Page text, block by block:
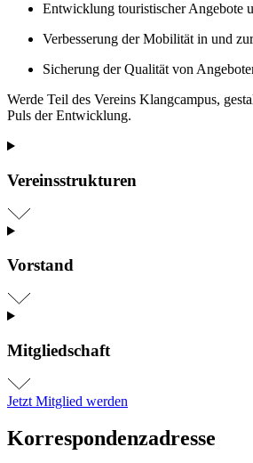
Entwicklung touristischer Angebote
Verbesserung der Mobilität in und
Sicherung der Qualität von
Werde Teil des Vereins Klangcampus,
Puls der Entwicklung.
Vereinsstrukturen
Vorstand
Mitgliedschaft
Jetzt Mitglied werden
Korrespondenzadresse